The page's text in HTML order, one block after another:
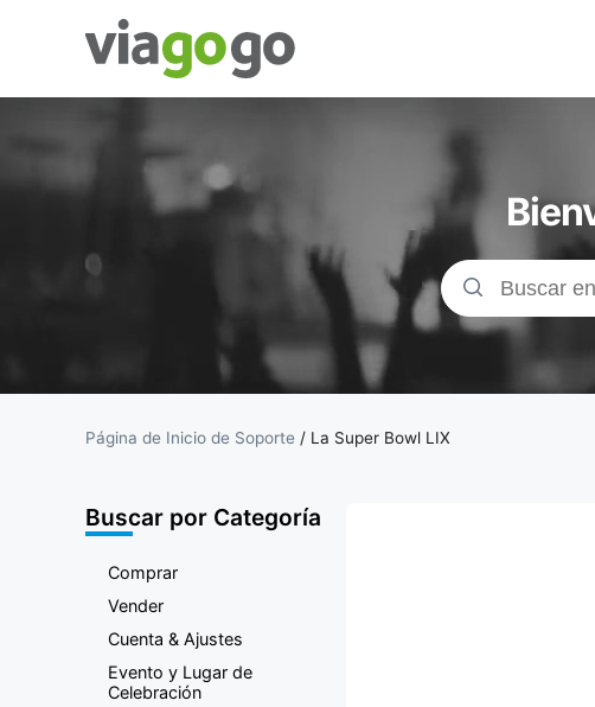
Entradas
para
Conciertos,
Deporte y
Teatro |
viagogo, el
sitio de
compraventa
de entradas
Página de Inicio de Soporte / La Super Bowl LIX
Buscar por Categoría
Comprar
Vender
Cuenta & Ajustes
Evento y Lugar de
Celebración